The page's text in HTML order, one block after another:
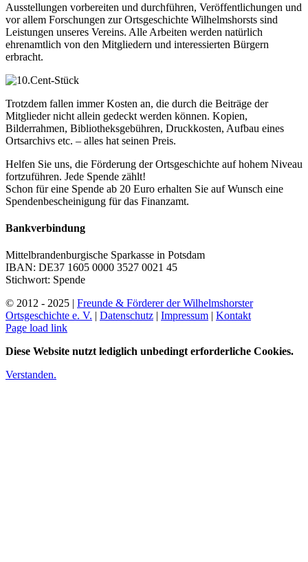
Ausstellungen vorbereiten und durchführen, Veröffentlichungen und
vor allem Forschungen zur Ortsgeschichte Wilhelmshorsts sind
Leistungen unseres Vereins. Alle Arbeiten werden natürlich
ehrenamtlich von den Mitgliedern und interessierten Bürgern
erbracht.
Trotzdem fallen immer Kosten an, die durch die Beiträge der
Mitglieder nicht allein gedeckt werden können. Kopien,
Bilderrahmen, Bibliotheksgebühren, Druckkosten, Aufbau eines
Ortsarchivs etc. – alles hat seinen Preis.
Helfen Sie uns, die Förderung der Ortsgeschichte auf hohem Niveau
fortzuführen. Jede Spende zählt!
Schon für eine Spende ab 20 Euro erhalten Sie auf Wunsch eine
Spendenbescheinigung für das Finanzamt.
Bankverbindung
Mittelbrandenburgische Sparkasse in Potsdam
IBAN: DE37 1605 0000 3527 0021 45
Stichwort: Spende
© 2012 - 2025 | Freunde & Förderer der Wilhelmshorster
Ortsgeschichte e. V.
Datenschutz Impressum
Kontakt
Instagram
Page load link
Diese Website nutzt lediglich unbedingt erforderliche Cookies.
Verstanden.